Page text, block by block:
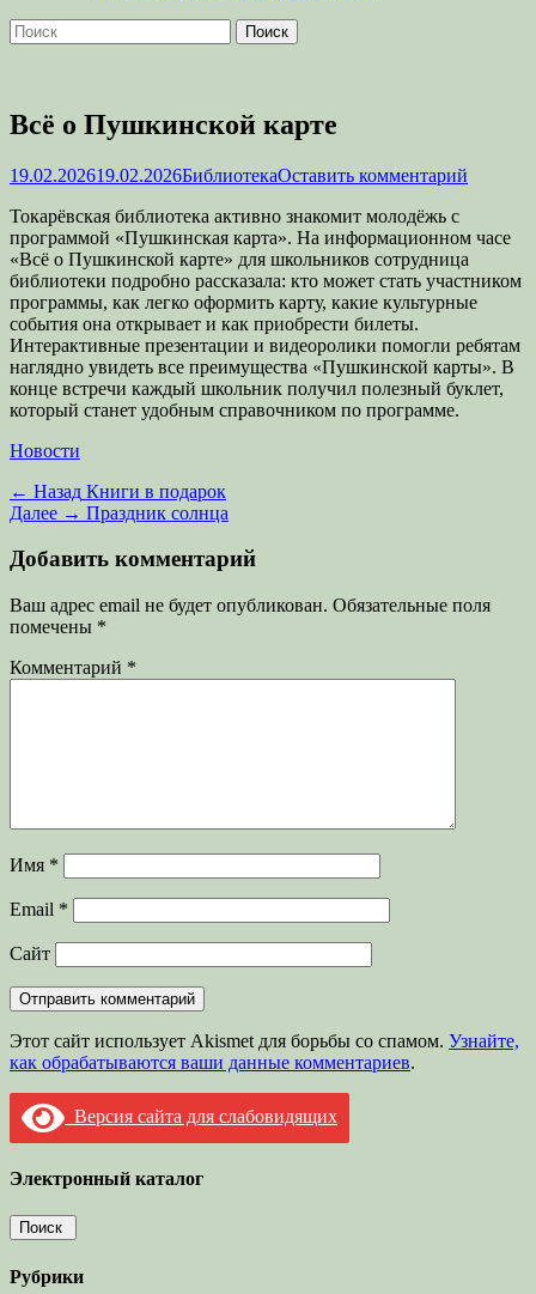
Поиск
Найти:
Всё о Пушкинской карте
Опубликовано
19.02.202619.02.2026Автор
БиблиотекаОставить комментарий
Токарёвская библиотека активно знакомит молодёжь с
программой «Пушкинская карта». На информационном часе
«Всё о Пушкинской карте» для школьников сотрудница
библиотеки подробно рассказала: кто может стать участником
программы, как легко оформить карту, какие культурные
события она открывает и как приобрести билеты.
Интерактивные презентации и видеоролики помогли ребятам
наглядно увидеть все преимущества «Пушкинской карты». В
конце встречи каждый школьник получил полезный буклет,
который станет удобным справочником по программе.
Категории
Новости
Навигация
по
записям
← Назад Предыдущая
запись:
Книги в подарок
Далее → Следующая
Праздник солнца
Добавить комментарий
Ваш адрес email не будет опубликован. Обязательные поля
помечены *
Комментарий *
Имя *
Email *
Сайт
Этот сайт использует Akismet для борьбы со спамом. Узнайте,
как обрабатываются ваши данные комментариев.
Версия сайта для слабовидящих
Электронный каталог
Рубрики